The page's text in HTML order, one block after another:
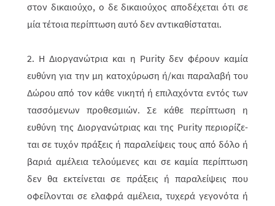
στον δικαιούχο, ο δε δικαιούχος αποδέχεται ότι σε
μία τέτοια περίπτωση αυτό δεν αντικαθίσταται.
2. Η Διοργανώτρια και η Purity δεν φέρουν καμία
ευθύνη για την μη κατοχύρωση ή/και παραλαβή του
Δώρου από τον κάθε νικητή ή επιλαχόντα εντός των
τασσόμενων προθεσμιών. Σε κάθε περίπτωση η
ευθύνη της Διοργανώτριας και της Purity περιορί­ζε­
ται σε τυχόν πράξεις ή παραλείψεις τους από δόλο ή
βαριά αμέλεια τελούμενες και σε καμία περίπτωση
δεν θα εκτείνεται σε πράξεις ή παραλείψεις που
οφείλονται σε ελαφρά αμέλεια, τυχερά γεγονότα ή